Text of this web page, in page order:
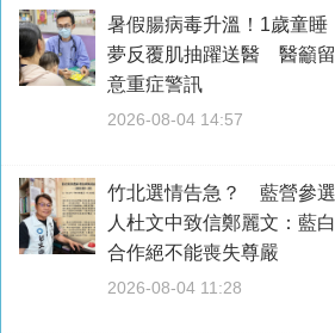
暑假腸病毒升溫！1歲童睡
夢反覆肌抽躍送醫 醫籲留
意重症警訊
2026-08-04 14:57
竹北選情告急？ 藍營參選
人杜文中致信鄭麗文：藍白
合作絕不能喪失尊嚴
2026-08-04 11:28